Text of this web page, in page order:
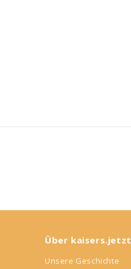
Über kaisers.jetzt
Unsere Geschichte